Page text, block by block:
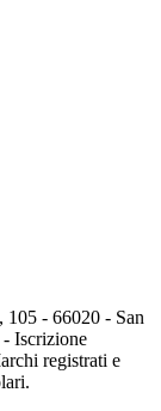
- 66020 - San
Iscrizione
registrati e